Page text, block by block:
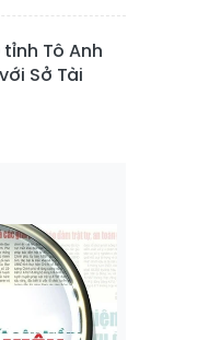
tỉnh Tô Anh
Sở Tài